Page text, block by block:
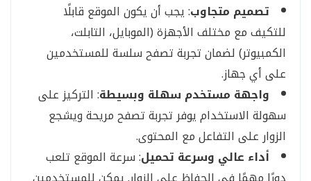
تصميم متجاوب: يجب أن يكون الموقع قابلًا
للتكيف مع مختلف الأجهزة (الموبايل، التابلت،
الكمبيوتر) لضمان تجربة تصفح سلسة للمستخدمين
على أي جهاز.
واجهة مستخدم سهلة وبسيطة: التركيز على
سهولة الاستخدام يوفر تجربة تصفح مريحة ويشجع
الزوار على التفاعل مع المحتوى.
أداء عالي وسرعة تحميل: سرعة الموقع تلعب